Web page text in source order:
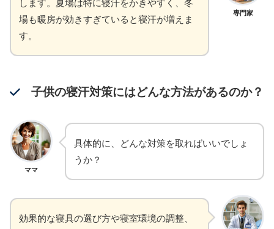
専門家
します。夏場は特に寝汗をかきやすく、冬
場も暖房が効きすぎていると寝汗が増えま
す。
子供の寝汗対策にはどんな方法があるのか？
ママ
具体的に、どんな対策を取ればいいでしょ
うか？
効果的な寝具の選び方や寝室環境の調整、